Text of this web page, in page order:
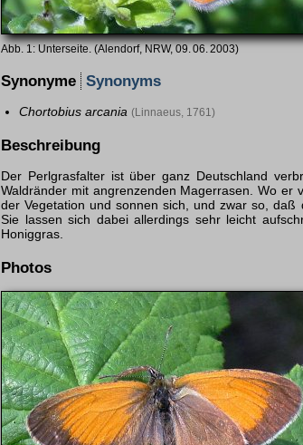
Unterseite. (Alendorf, NRW, 09. 06. 2003)
Synonyme Synonyms
Chortobius arcania (Linnaeus, 1761)
Beschreibung
Der Perlgrasfalter ist über ganz Deutschland
Waldränder mit angrenzenden Magerrasen. Wo
der Vegetation und sonnen sich, und zwar so, daß
Sie lassen sich dabei allerdings sehr leicht
Honiggras.
Photos